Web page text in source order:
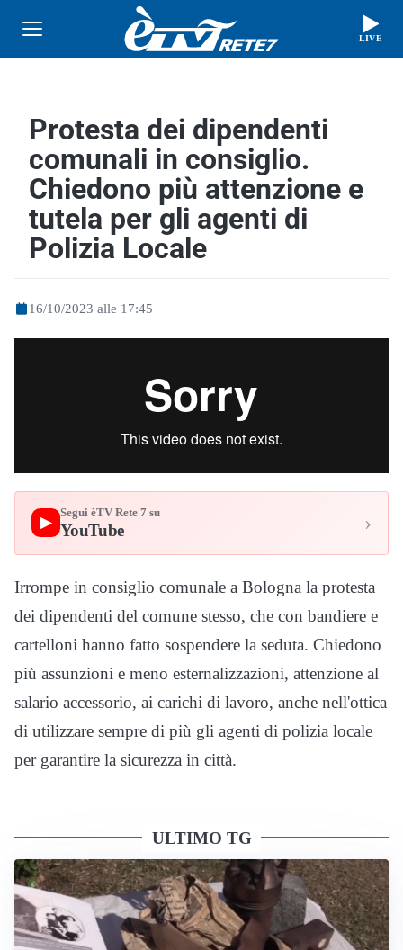
LIVE
Protesta dei dipendenti
comunali in consiglio.
Chiedono più attenzione e
tutela per gli agenti di
Polizia Locale
16/10/2023 alle 17:45
▶
Segui èTV Rete 7 su
YouTube ›
Irrompe in consiglio comunale a Bologna la protesta
dei dipendenti del comune stesso, che con bandiere e
cartelloni hanno fatto sospendere la seduta. Chiedono
più assunzioni e meno esternalizzazioni, attenzione al
salario accessorio, ai carichi di lavoro, anche nell'ottica
di utilizzare sempre di più gli agenti di polizia locale
per garantire la sicurezza in città.
ULTIMO TG